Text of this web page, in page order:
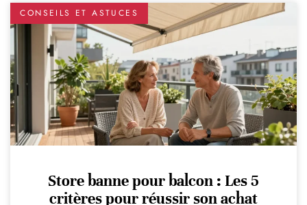
CONSEILS ET ASTUCES
Store banne pour balcon : Les 5
critères pour réussir son achat